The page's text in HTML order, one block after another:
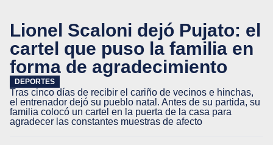
Lionel Scaloni dejó Pujato: el
cartel que puso la familia en
forma de agradecimiento
DEPORTES
Tras cinco días de recibir el cariño de vecinos e hinchas,
el entrenador dejó su pueblo natal. Antes de su partida, su
familia colocó un cartel en la puerta de la casa para
agradecer las constantes muestras de afecto